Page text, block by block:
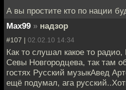
А вы простите кто по нации
Max99 » надзор
#107 | 02.02.10 14:34
Как то слушал какое то
Севы Новгородцева, так там
гостях Русский музыкАвед
ещё подумал, ага